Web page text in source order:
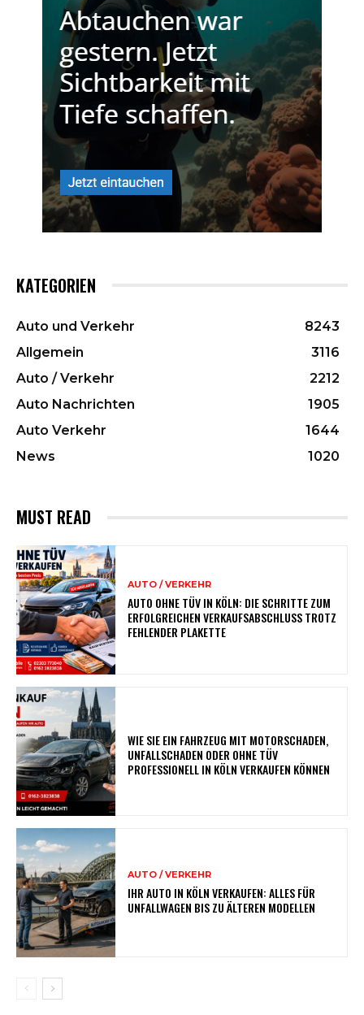
KATEGORIEN
Auto und Verkehr
8243
Allgemein
3116
Auto / Verkehr
2212
Auto Nachrichten
1905
Auto Verkehr
1644
News
1020
MUST READ
AUTO / VERKEHR
AUTO OHNE TÜV IN KÖLN: DIE SCHRITTE ZUM
ERFOLGREICHEN VERKAUFSABSCHLUSS TROTZ
FEHLENDER PLAKETTE
WIE SIE EIN FAHRZEUG MIT MOTORSCHADEN,
UNFALLSCHADEN ODER OHNE TÜV
PROFESSIONELL IN KÖLN VERKAUFEN KÖNNEN
AUTO / VERKEHR
IHR AUTO IN KÖLN VERKAUFEN: ALLES FÜR
UNFALLWAGEN BIS ZU ÄLTEREN MODELLEN